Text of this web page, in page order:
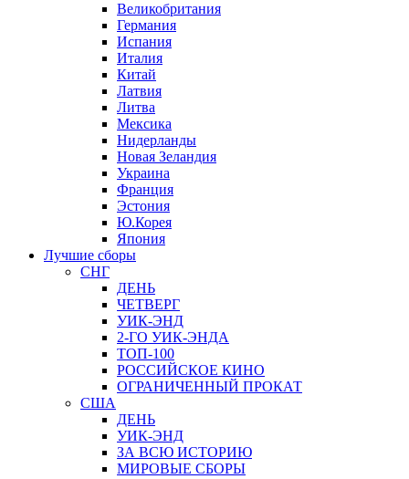
Великобритания
Германия
Испания
Италия
Китай
Латвия
Литва
Мексика
Нидерланды
Новая Зеландия
Украина
Франция
Эстония
Ю.Корея
Япония
Лучшие сборы
СНГ
ДЕНЬ
ЧЕТВЕРГ
УИК-ЭНД
2-ГО УИК-ЭНДА
ТОП-100
РОССИЙСКОЕ КИНО
ОГРАНИЧЕННЫЙ ПРОКАТ
США
ДЕНЬ
УИК-ЭНД
ЗА ВСЮ ИСТОРИЮ
МИРОВЫЕ СБОРЫ